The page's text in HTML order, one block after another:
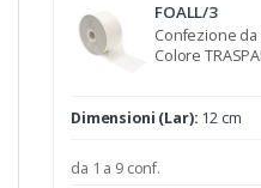
FOALL/3
Confezione
Colore
Dimensioni (Lar): 12 cm
da 1 a 9 conf.